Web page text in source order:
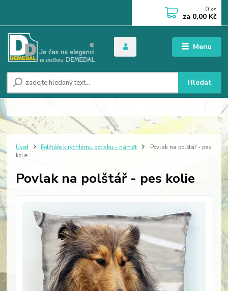
Menu
Hledat
0 ks
za 0,00 Kč
Úvod Polštáře k rychlému potisku - námět
Povlak na polštář - pes
kolie
Povlak na polštář - pes kolie